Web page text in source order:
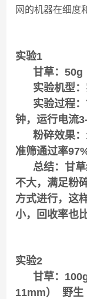
网的机器在细度
实验1
甘草：50g
实验机型：
实验过程：
钟，运行电流
粉碎效果：
准筛通过率97%
总结：甘草
不大，满足粉
方式进行，这
小，回收率也
实验2
甘草：100g
11mm） 野生